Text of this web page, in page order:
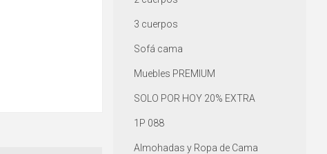
3 cuerpos
Sofá cama
Muebles PREMIUM
SOLO POR HOY 20% EXTRA
1P 088
Almohadas y Ropa de Cama